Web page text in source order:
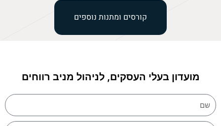
קורסים ומתנות נוספים
מועדון בעלי העסקים, לניהול מניב רווחים